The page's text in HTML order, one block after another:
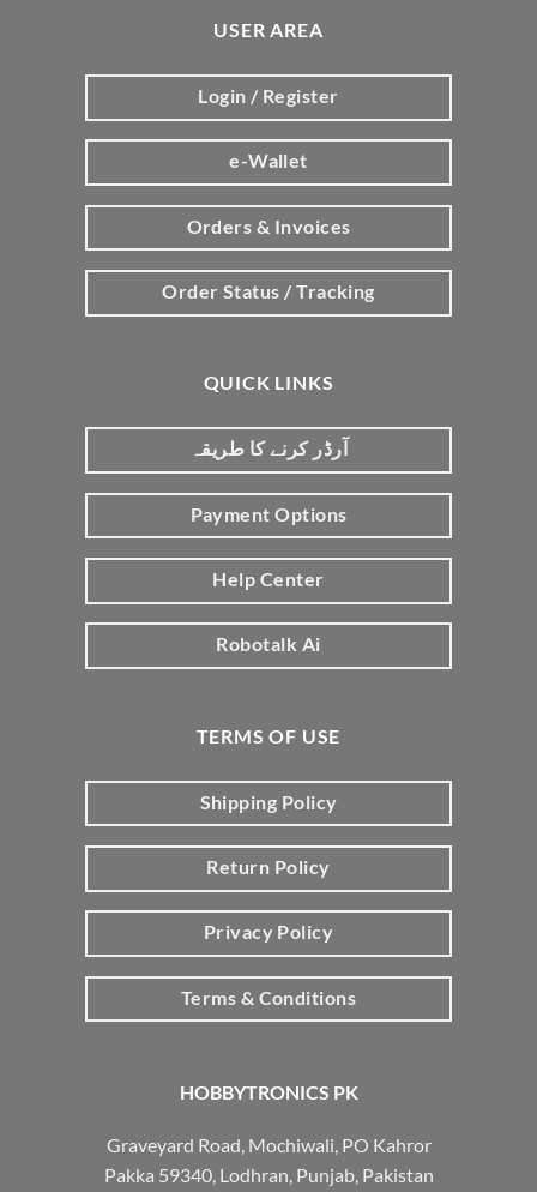
HOBBYTRONICS PK
Graveyard Road, Mochiwali, PO Kahror
Pakka 59340, Lodhran, Punjab, Pakistan
USER AREA
Login / Register
e-Wallet
Orders & Invoices
Order Status / Tracking
QUICK LINKS
آرڈر کرنے کا طریقہ
Payment Options
Help Center
Robotalk Ai
TERMS OF USE
Shipping Policy
Return Policy
Privacy Policy
Terms & Conditions